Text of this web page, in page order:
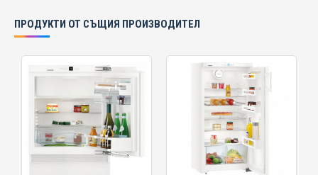
ПРОДУКТИ ОТ СЪЩИЯ ПРОИЗВОДИТЕЛ